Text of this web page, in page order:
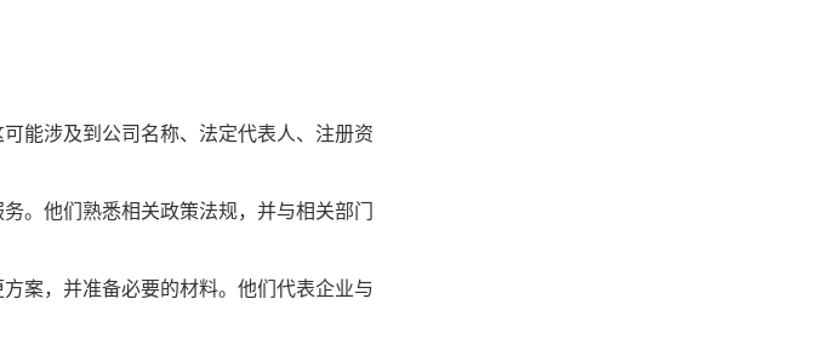
能涉及到公司名称、法定代表人、注册资
。他们熟悉相关政策法规，并与相关部门
案，并准备必要的材料。他们代表企业与